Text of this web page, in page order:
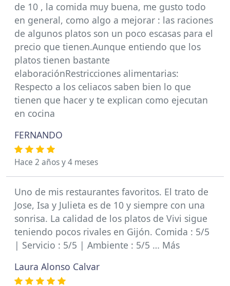
de 10 , la comida muy buena, me gusto todo
en general, como algo a mejorar : las raciones
de algunos platos son un poco escasas para el
precio que tienen.Aunque entiendo que los
platos tienen bastante
elaboraciónRestricciones alimentarias:
Respecto a los celiacos saben bien lo que
tienen que hacer y te explican como ejecutan
en cocina
FERNANDO
Hace 2 años y 4 meses
Uno de mis restaurantes favoritos. El trato de
Jose, Isa y Julieta es de 10 y siempre con una
sonrisa. La calidad de los platos de Vivi sigue
teniendo pocos rivales en Gijón. Comida : 5/5
| Servicio : 5/5 | Ambiente : 5/5 … Más
Laura Alonso Calvar